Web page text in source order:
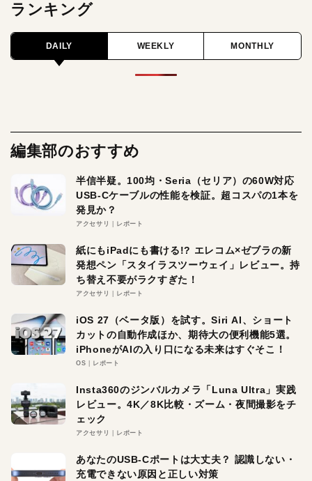
ランキング
DAILY WEEKLY MONTHLY
編集部のおすすめ
半信半疑。100均・Seria（セリア）の60W対応
USB-Cケーブルの性能を検証。超コスパの1本を
発見か？
アクセサリ レポート
紙にもiPadにも書ける!? エレコム×ゼブラの新
発想ペン「スタイラスツーウェイ」レビュー。持
ち替え不要がラクすぎた！
アクセサリ レポート
iOS 27（ベータ版）を試す。Siri AI、ショート
カットの自動作成ほか、期待大の便利機能5選。
iPhoneがAIの入り口になる未来はすぐそこ！
OS レポート
Insta360のジンバルカメラ「Luna Ultra」実践
レビュー。4K／8K比較・ズーム・夜間撮影をチ
ェック
アクセサリ レポート
あなたのUSB-Cポートは大丈夫？ 認識しない・
充電できない原因と正しい対策